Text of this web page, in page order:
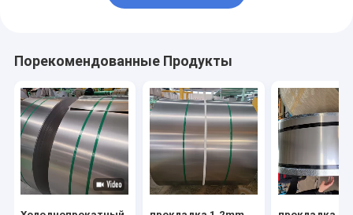
Порекомендованные Продукты